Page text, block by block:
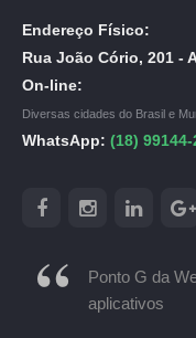
Endereço Físico:
Rua João Cório, 201 -
On-line:
Diversas cidades do Brasil e
WhatsApp: (18) 99144-
Ponto G da
aplicativos